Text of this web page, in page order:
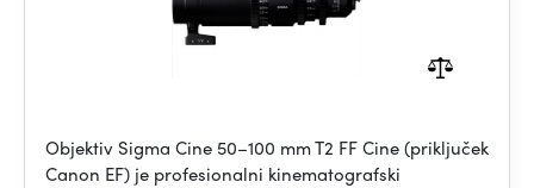
Objektiv Sigma Cine 50–100 mm T2 FF Cine (priključek
Canon EF) je profesionalni kinematografski